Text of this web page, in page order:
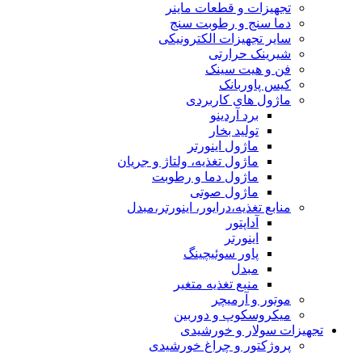
تجهیزات و قطعات ماینر
دما سنج و رطوبت سنج
سایر تجهیزات الکترونیکی
شیرینک حرارتی
فن و هیت سینک
کیس پاوربانک
ماژول های کاربردی
برد آردینو
تولید بخار
ماژول اینورتر
ماژول تغذیه، ولتاژ و جریان
ماژول دما و رطوبت
ماژول صوتی
منابع تغذیه،درایور، اینورتر،مبدل
آداپتور
اینورتر
پاور سوئیچینگ
مبدل
منبع تغذیه متغیر
موتور و آرمیچر
میکروسکوپ و دوربین
تجهیزات سولار و خورشیدی
پروژکتور و چراغ خورشیدی